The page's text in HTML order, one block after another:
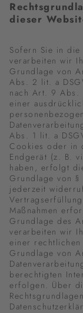
dieser
Sofern Sie in
verarbeiten wir
Grundlage von
Abs. 2 lit. a
nach Art. 9 Abs.
einer
Abs. 1 lit. a
Cookies oder in
Endgerät (z. B.
haben, erfolgt
Grundlage von
jederzeit
Maßnahmen
Grundlage des
verarbeiten wir
einer
Grundlage von
berechtigten
erfolgen. Über